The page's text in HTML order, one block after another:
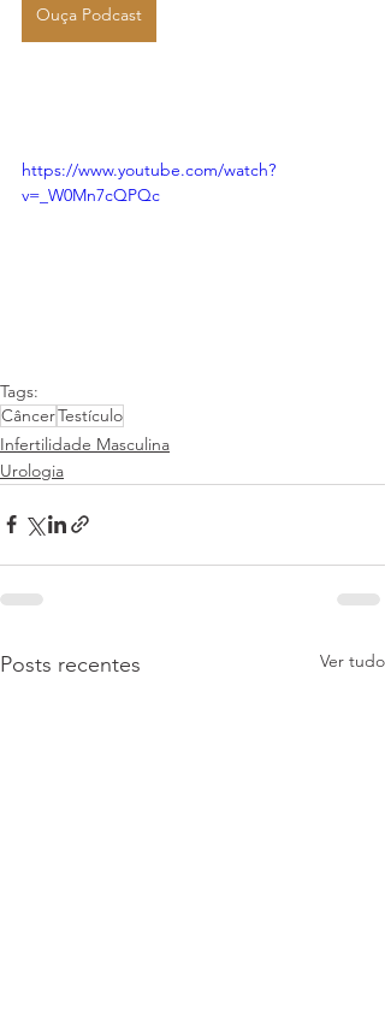
Ouça Podcast
https://www.youtube.com/watch?
v=_W0Mn7cQPQc
Tags:
CâncerTestículo
Infertilidade Masculina
Urologia
Posts recentes Ver tudo